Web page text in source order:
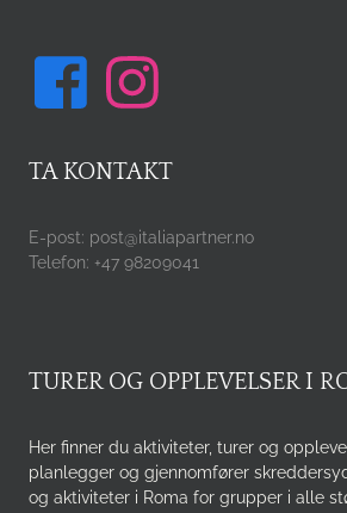
TA KONTAKT
E-post: post@italiapartner.no
Telefon: +47 98209041
TURER OG OPPLEVELSER I
Her finner du aktiviteter, turer og
planlegger og gjennomfører
og aktiviteter i Roma for grupper i alle